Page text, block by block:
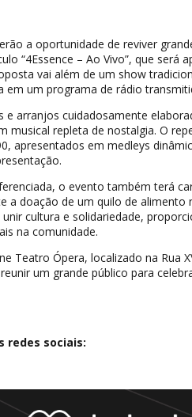
a oportunidade de reviver
“4Essence – Ao Vivo”, que será
vai além de um show
em um programa de rádio
e arranjos cuidadosamente
musical repleta de nostalgia. O
apresentados em medleys
o evento também terá
a doação de um quilo de alimento
cultura e solidariedade,
na comunidade.
Teatro Ópera, localizado na Rua
um grande público para
redes sociais: